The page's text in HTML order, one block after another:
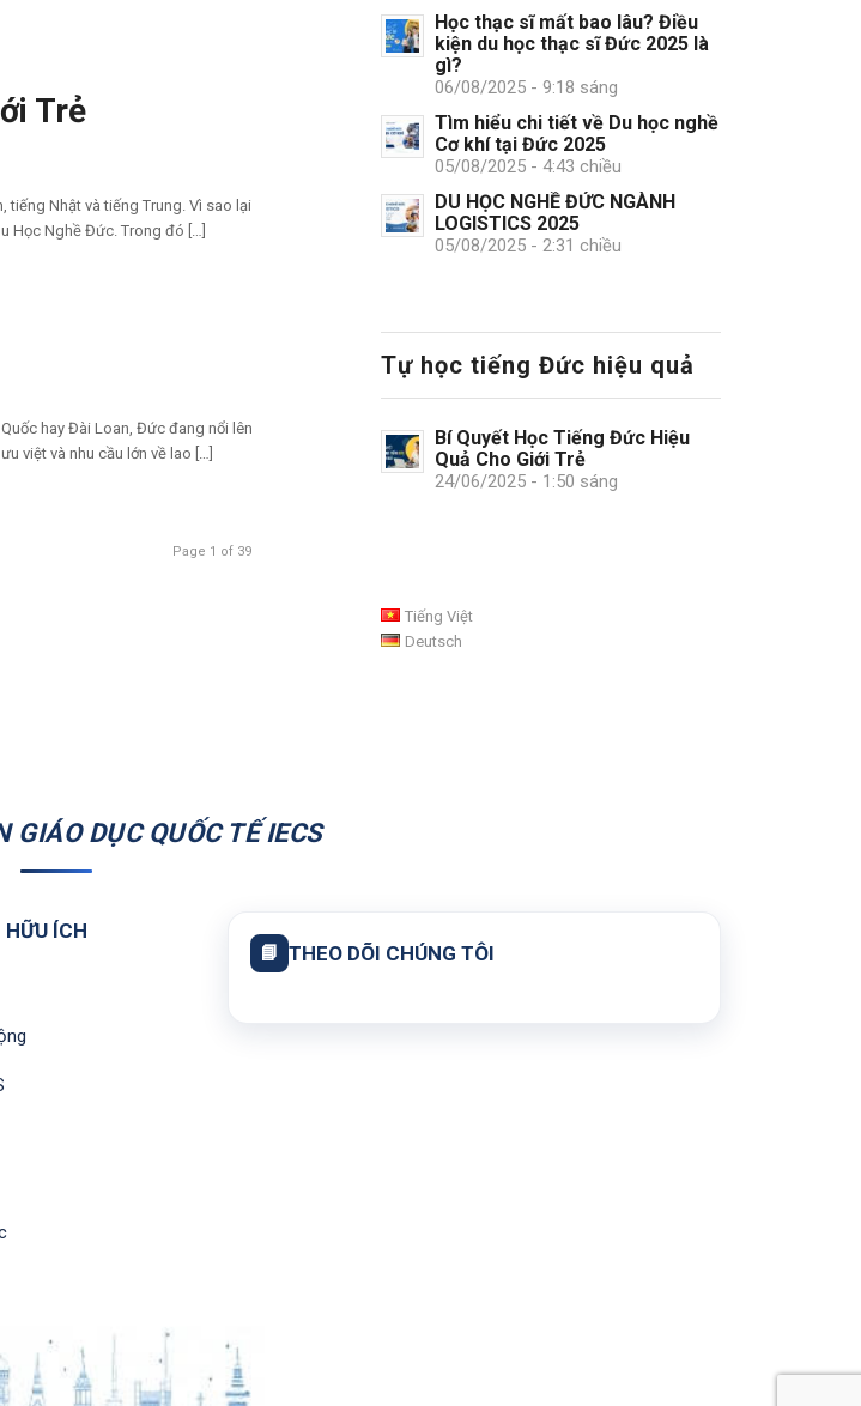
Trẻ
Nhật và tiếng Trung. Vì sao lại
Học Nghề Đức. Trong đó […]
hay Đài Loan, Đức đang nổi lên
việt và nhu cầu lớn về lao […]
Page 1 of 39
Học thạc sĩ mất bao lâu? Điều
kiện du học thạc sĩ Đức 2025 là
gì?
06/08/2025 - 9:18 sáng
Tìm hiểu chi tiết về Du học nghề
Cơ khí tại Đức 2025
05/08/2025 - 4:43 chiều
DU HỌC NGHỀ ĐỨC NGÀNH
LOGISTICS 2025
05/08/2025 - 2:31 chiều
Tự học tiếng Đức hiệu quả
Bí Quyết Học Tiếng Đức Hiệu
Quả Cho Giới Trẻ
24/06/2025 - 1:50 sáng
Tiếng Việt
Deutsch
GIÁO DỤC QUỐC TẾ IECS
HỮU ÍCH
📘 THEO DÕI CHÚNG TÔI